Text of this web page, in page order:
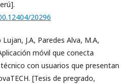
20296
J.A, Paredes Alva, M.A,
móvil que conecta
con usuarios que presentan
[Tesis de pregrado,